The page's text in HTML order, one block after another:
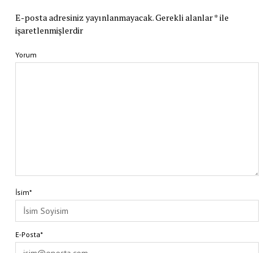
E-posta adresiniz yayınlanmayacak.Gerekli alanlar*ile
işaretlenmişlerdir
Yorum
İsim*
E-Posta*